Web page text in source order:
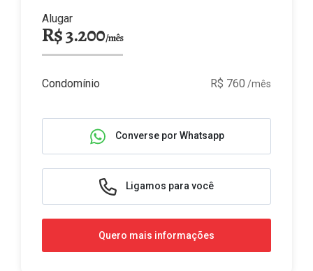
Alugar
R$ 3.200/mês
Condomínio R$ 760 /mês
Converse por Whatsapp
Ligamos para você
Quero mais informações